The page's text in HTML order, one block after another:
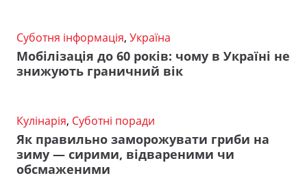
Суботня інформація, Україна
Мобілізація до 60 років: чому в Україні не
знижують граничний вік
Кулінарія, Суботні поради
Як правильно заморожувати гриби на
зиму — сирими, відвареними чи
обсмаженими